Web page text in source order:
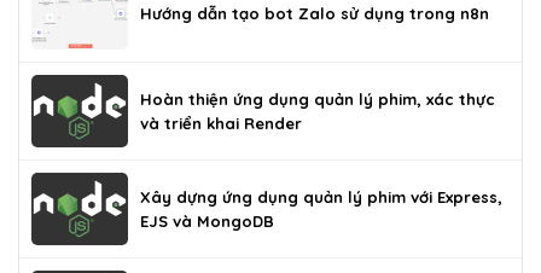
Hướng dẫn tạo bot Zalo sử dụng trong n8n
Hoàn thiện ứng dụng quản lý phim, xác thực
và triển khai Render
Xây dựng ứng dụng quản lý phim với Express,
EJS và MongoDB